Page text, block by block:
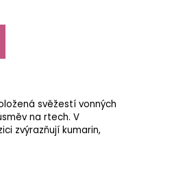
svěžestí vonných
na rtech. V
zvýrazňují kumarin,